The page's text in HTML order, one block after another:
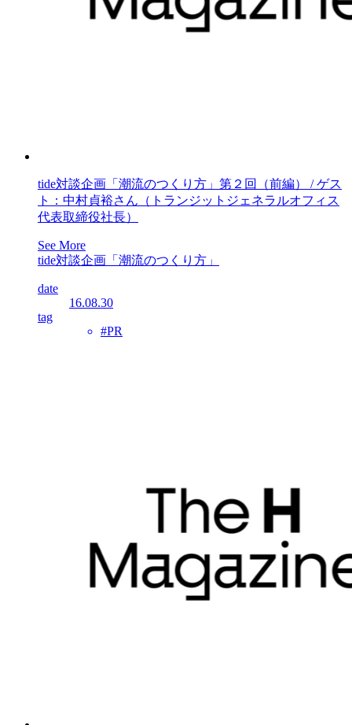
tide対談企画「潮流のつくり方」第２回（前編） / ゲス
ト：中村貞裕さん（トランジットジェネラルオフィス
代表取締役社長）
See More
tide対談企画「潮流のつくり方」
date
16.08.30
tag
#PR